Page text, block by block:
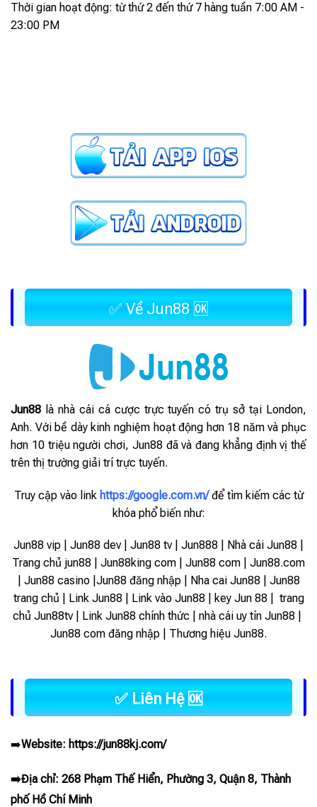
Thời gian hoạt động: từ thứ 2 đến thứ 7 hàng tuần 7:00 AM -
23:00 PM
✅ Về Jun88 🆗
Jun88 là nhà cái cá cược trực tuyến có trụ sở tại London,
Anh. Với bề dày kinh nghiệm hoạt động hơn 18 năm và phục
hơn 10 triệu người chơi, Jun88 đã và đang khẳng định vị thế
trên thị trường giải trí trực tuyến.
Truy cập vào link https://google.com.vn/ để tìm kiếm các từ
khóa phổ biến như:
Jun88 vip | Jun88 dev | Jun88 tv | Jun888 | Nhà cái Jun88 |
Trang chủ jun88 | Jun88king com | Jun88 com | Jun88.com
| Jun88 casino |Jun88 đăng nhập | Nha cai Jun88 | Jun88
trang chủ | Link Jun88 | Link vào Jun88 |
key Jun 88 | trang
chủ Jun88tv | Link Jun88 chính thức | nhà cái uy tín Jun88 |
Jun88 com đăng nhập | Thương hiệu Jun88.
✅ Liên Hệ 🆗
➡️Website: https://jun88kj.com/
➡️Địa chỉ: 268 Phạm Thế Hiển, Phường 3, Quận 8, Thành
phố Hồ Chí Minh